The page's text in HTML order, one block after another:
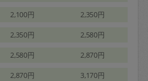
2,100円 2,350円
2,350円 2,580円
2,580円 2,870円
2,870円 3,170円